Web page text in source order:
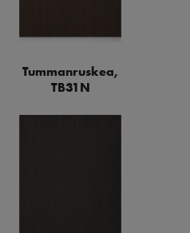
Tummanruskea,
TB31N